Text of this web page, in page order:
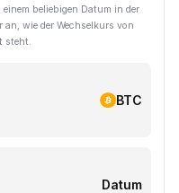
beliebigen Datum in der
wie der Wechselkurs von
steht.
BTC
Datum